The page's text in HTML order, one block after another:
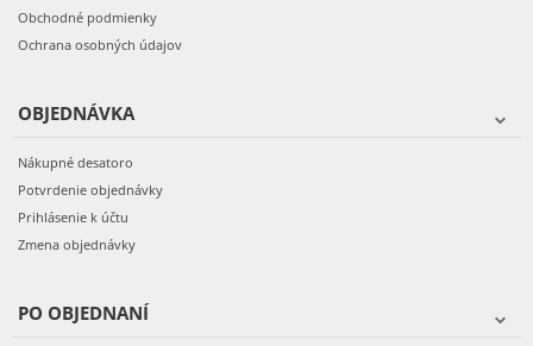
Obchodné podmienky
Ochrana osobných údajov
OBJEDNÁVKA
Nákupné desatoro
Potvrdenie objednávky
Prihlásenie k účtu
Zmena objednávky
PO OBJEDNANÍ